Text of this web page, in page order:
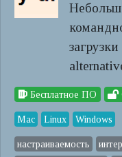
Бесплатное ПО
Mac Linux Windows
настраиваемость